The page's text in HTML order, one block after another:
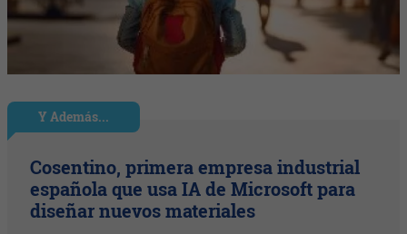
Y Además...
Cosentino, primera empresa industrial
española que usa IA de Microsoft para
diseñar nuevos materiales